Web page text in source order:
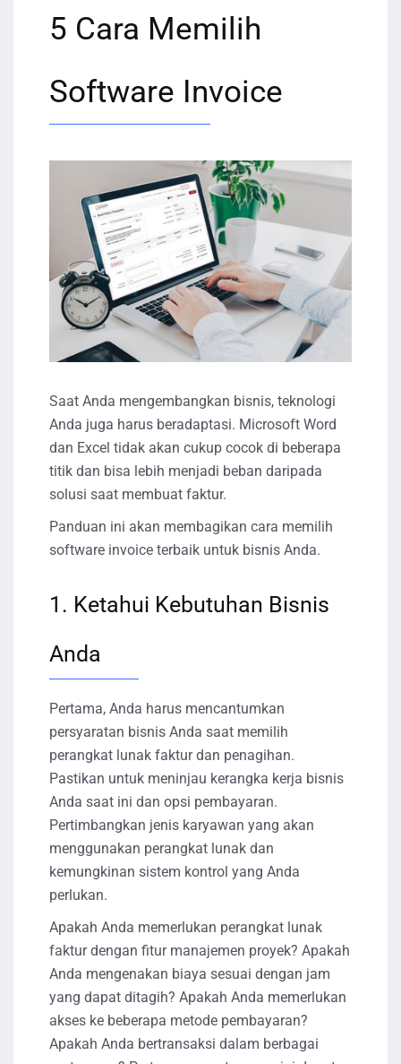
5 Cara Memilih
Software Invoice
Saat Anda mengembangkan bisnis, teknologi
Anda juga harus beradaptasi. Microsoft Word
dan Excel tidak akan cukup cocok di beberapa
titik dan bisa lebih menjadi beban daripada
solusi saat membuat faktur.
Panduan ini akan membagikan cara memilih
software invoice terbaik untuk bisnis Anda.
1. Ketahui Kebutuhan Bisnis
Anda
Pertama, Anda harus mencantumkan
persyaratan bisnis Anda saat memilih
perangkat lunak faktur dan penagihan.
Pastikan untuk meninjau kerangka kerja bisnis
Anda saat ini dan opsi pembayaran.
Pertimbangkan jenis karyawan yang akan
menggunakan perangkat lunak dan
kemungkinan sistem kontrol yang Anda
perlukan.
Apakah Anda memerlukan perangkat lunak
faktur dengan fitur manajemen proyek? Apakah
Anda mengenakan biaya sesuai dengan jam
yang dapat ditagih? Apakah Anda memerlukan
akses ke beberapa metode pembayaran?
Apakah Anda bertransaksi dalam berbagai